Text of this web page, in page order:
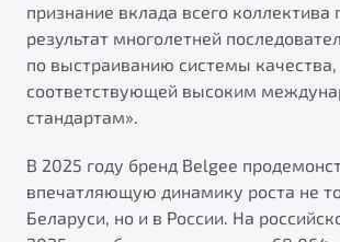
признание вклада всего коллектива
результат многолетней
по выстраиванию системы качества,
соответствующей высоким
стандартам».
В 2025 году бренд Belgee
впечатляющую динамику роста не
Беларуси, но и в России. На